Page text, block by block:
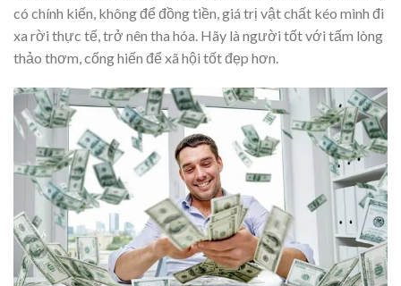
có chính kiến, không để đồng tiền, giá trị vật chất kéo mình đi
xa rời thực tế, trở nên tha hóa. Hãy là người tốt với tấm lòng
thảo thơm, cống hiến để xã hội tốt đẹp hơn.